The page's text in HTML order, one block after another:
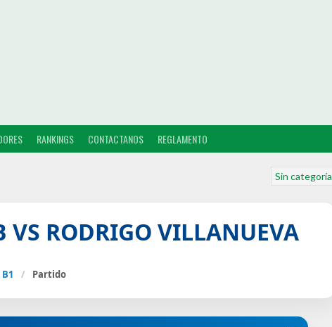
RANKINGS CONTACTANOS REGLAMENTO
Sin categoría
VS RODRIGO VILLANUEVA
/ Partido